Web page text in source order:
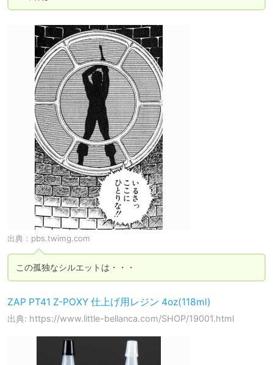
出典： pbs.twimg.com
この孤独なシルエットは・・・
ZAP PT41 Z-POXY 仕上げ用レジン 4oz(118ml)
出典: https://www.little-bellanca.com/SHOP/19001.html